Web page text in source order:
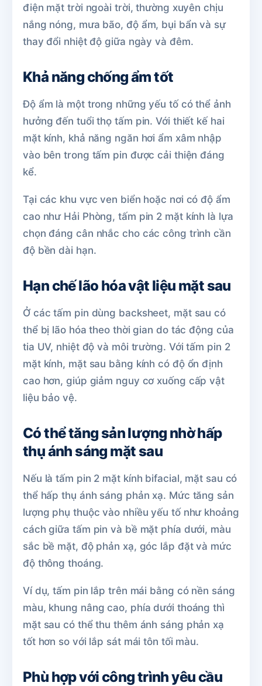
điện mặt trời ngoài trời, thường xuyên chịu
nắng nóng, mưa bão, độ ẩm, bụi bẩn và sự
thay đổi nhiệt độ giữa ngày và đêm.
Khả năng chống ẩm tốt
Độ ẩm là một trong những yếu tố có thể ảnh
hưởng đến tuổi thọ tấm pin. Với thiết kế hai
mặt kính, khả năng ngăn hơi ẩm xâm nhập
vào bên trong tấm pin được cải thiện đáng
kể.
Tại các khu vực ven biển hoặc nơi có độ ẩm
cao như Hải Phòng, tấm pin 2 mặt kính là lựa
chọn đáng cân nhắc cho các công trình cần
độ bền dài hạn.
Hạn chế lão hóa vật liệu mặt sau
Ở các tấm pin dùng backsheet, mặt sau có
thể bị lão hóa theo thời gian do tác động của
tia UV, nhiệt độ và môi trường. Với tấm pin 2
mặt kính, mặt sau bằng kính có độ ổn định
cao hơn, giúp giảm nguy cơ xuống cấp vật
liệu bảo vệ.
Có thể tăng sản lượng nhờ hấp
thụ ánh sáng mặt sau
Nếu là tấm pin 2 mặt kính bifacial, mặt sau có
thể hấp thụ ánh sáng phản xạ. Mức tăng sản
lượng phụ thuộc vào nhiều yếu tố như khoảng
cách giữa tấm pin và bề mặt phía dưới, màu
sắc bề mặt, độ phản xạ, góc lắp đặt và mức
độ thông thoáng.
Ví dụ, tấm pin lắp trên mái bằng có nền sáng
màu, khung nâng cao, phía dưới thoáng thì
mặt sau có thể thu thêm ánh sáng phản xạ
tốt hơn so với lắp sát mái tôn tối màu.
Phù hợp với công trình yêu cầu